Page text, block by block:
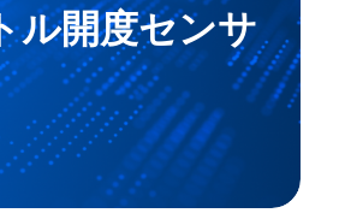
ル開度センサ